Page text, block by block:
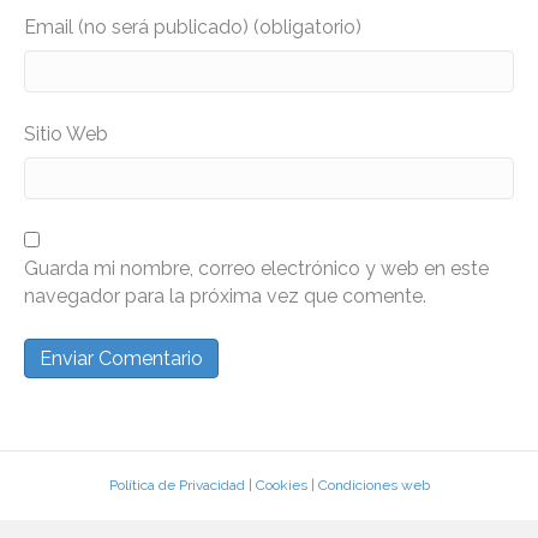
Email (no será publicado) (obligatorio)
Sitio Web
Guarda mi nombre, correo electrónico y web en este
navegador para la próxima vez que comente.
Política de Privacidad| Cookies| Condiciones web